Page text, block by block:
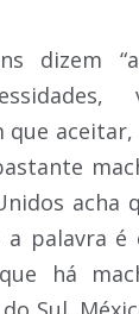
dizem
aceitar,
acha
palavra é
há